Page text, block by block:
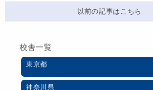
以前の記事はこちら
校舎一覧
東京都
神奈川県